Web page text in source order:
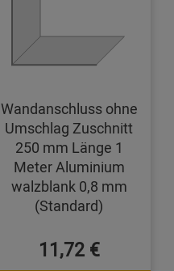
Wandanschluss ohne
Umschlag Zuschnitt
250 mm Länge 1
Meter Aluminium
walzblank 0,8 mm
(Standard)
11,72 €